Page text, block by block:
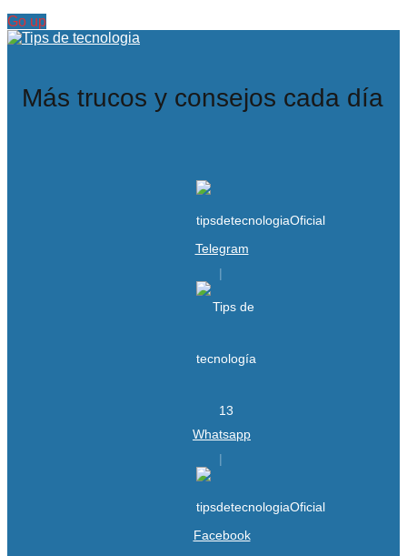
Go up
Más trucos y consejos cada día
Telegram
Whatsapp
Facebook